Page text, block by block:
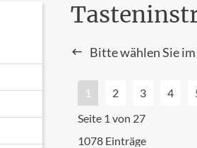
Bitte wählen Sie
1 2 3 4
Seite 1 von 27
1078 Einträge